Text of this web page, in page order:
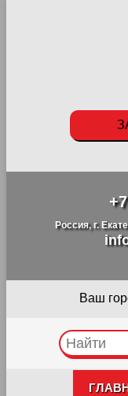
Россия, г.
Ваш